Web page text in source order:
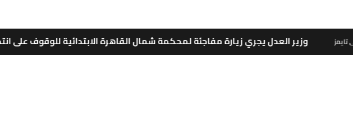
وزير العدل يجري زيارة مفاجئة لمحكمة شمال القاهرة الابتدائية للوقوف على انتظام العمل